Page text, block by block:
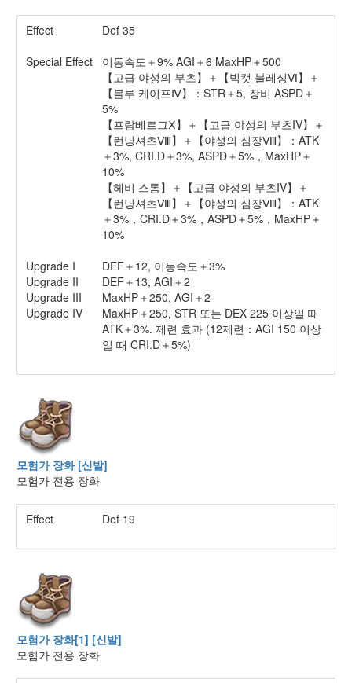
Effect
Def 35
Special Effect
이동속도＋9% AGI＋6 MaxHP＋500
【고급 야성의 부츠】＋【빅캣 블레싱Ⅵ】＋
【블루 케이프Ⅳ】：STR＋5, 장비 ASPD＋
5%
【프람베르그Ⅹ】＋【고급 야성의 부츠IV】＋
【런닝셔츠Ⅷ】＋【야성의 심장Ⅷ】：ATK
＋3%, CRI.D＋3%, ASPD＋5%，MaxHP＋
10%
【헤비 스톰】＋【고급 야성의 부츠IV】＋
【런닝셔츠Ⅷ】＋【야성의 심장Ⅷ】：ATK
＋3%，CRI.D＋3%，ASPD＋5%，MaxHP＋
10%
Upgrade I
DEF＋12, 이동속도＋3%
Upgrade II
DEF＋13, AGI＋2
Upgrade III
MaxHP＋250, AGI＋2
Upgrade IV
MaxHP＋250, STR 또는 DEX 225 이상일 때
ATK＋3%. 제련 효과 (12제련：AGI 150 이상
일 때 CRI.D＋5%)
모험가 장화 [신발]
모험가 전용 장화
Effect Def 19
모험가 장화[1] [신발]
모험가 전용 장화